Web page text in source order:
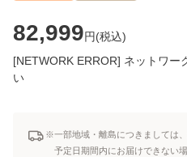
82,999円(税込)
[NETWORK ERROR] ネットワー
い
※一部地域・離島につきましては
予定日期間内にお届けできない